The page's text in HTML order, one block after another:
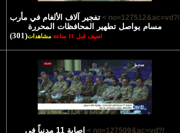
/?no=127512&ac=vd >
تفجير آلاف الألغام في مأرب
مسام يواصل تطهير المحافظات المحررة
اضيف قبل 11 ساعة مشاهدات(301)
/?no=127509&ac=vd >
إصابة 11 مدنياً في